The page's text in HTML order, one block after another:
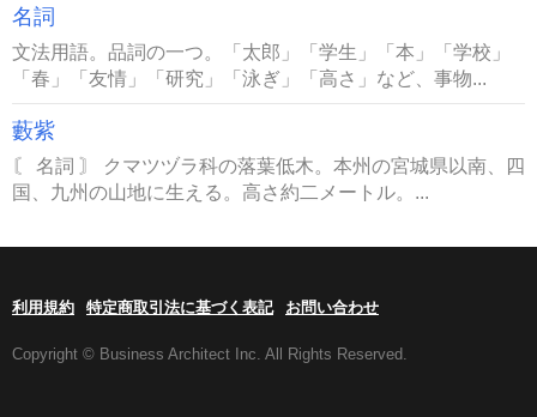
名詞
文法用語。品詞の一つ。「太郎」「学生」「本」「学校」
「春」「友情」「研究」「泳ぎ」「高さ」など、事物...
藪紫
〘 名詞 〙 クマツヅラ科の落葉低木。本州の宮城県以南、四
国、九州の山地に生える。高さ約二メートル。...
利用規約 特定商取引法に基づく表記 お問い合わせ
Copyright © Business Architect Inc. All Rights Reserved.